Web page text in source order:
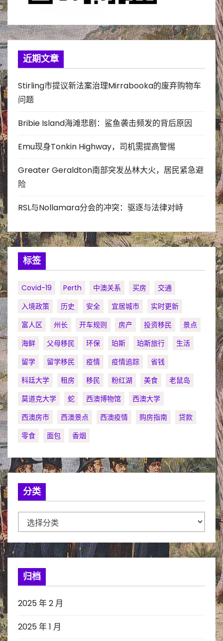
近期文章
Stirling市提议新法案治理Mirrabooka的废弃购物车
问题
Bribie Island海滩悲剧：鲨鱼袭击频发的背后原因
Emu现身Tonkin Highway，司机需提高警惕
Greater Geraldton南部突发丛林大火，居民紧急避
险
RSL与Nollamara分会的冲突：驱逐与法律对峙
标签
Covid-19 Perth 中澳关系 买房
交通
入境政策
历史 安全 宜居城市
实时更新
富人区
州长 开车规则 房产 投资移民
景点
海鲜
父母移民 环保 珀斯 珀斯旅行
生活
留学
留学移民 疫情 疫情追踪
省钱
科廷大学
租房 移民 粉红湖 美食
老鼠岛
莫道克大学
蛇 西澳博物馆
西澳大学
西澳房市
西澳景点 西澳疫情 购房指南
贷款
零食
面包 香烟
分类
类
归档
2025 年 2 月
2025 年 1 月